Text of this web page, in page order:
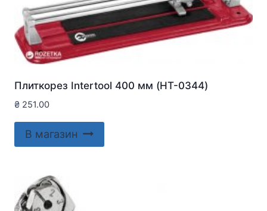
Плиткорез Intertool 400 мм (HT-0344)
₴ 251.00
В магазин